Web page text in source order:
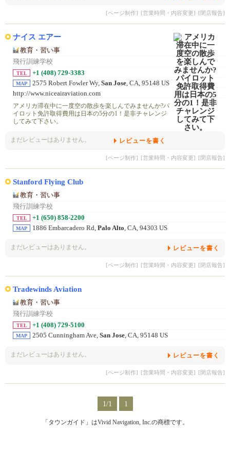
[ページ制作] [営業時間・内容変更] [閉店報告]
ナイス エアー
教育・習い事
飛行訓練学校
TEL +1 (408) 729-3383
MAP 2575 Robert Fowler Wy, San Jose , CA, 95148 US
http://www.niceairaviation.com
アメリカ滞在中に一度空の散歩を楽しんでみませんか?パ
イロット免許取得費用は日本の5分の1！是非チャレンジ
してみて下さい。
まだレビューはありません。 レビューを書く
[ページ制作] [営業時間・内容変更] [閉店報告]
Stanford Flying Club
教育・習い事
飛行訓練学校
TEL +1 (650) 858-2200
MAP 1886 Embarcadero Rd, Palo Alto, CA, 94303 US
まだレビューはありません。 レビューを書く
[ページ制作] [営業時間・内容変更] [閉店報告]
Tradewinds Aviation
教育・習い事
飛行訓練学校
TEL +1 (408) 729-5100
MAP 2505 Cunningham Ave, San Jose, CA, 95148 US
まだレビューはありません。 レビューを書く
[ページ制作] [営業時間・内容変更] [閉店報告]
1/1 1
「タウンガイド」はVivid Navigation, Inc.の商標です。